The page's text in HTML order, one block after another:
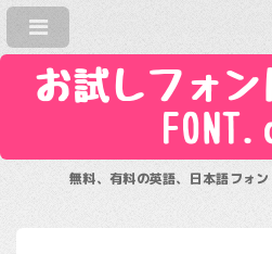
お試しフォン
無料、有料の英語、日本語フォ